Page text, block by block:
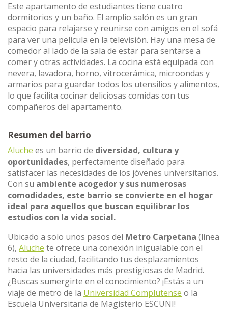
Este apartamento de estudiantes tiene cuatro
dormitorios y un baño. El amplio salón es un gran
espacio para relajarse y reunirse con amigos en el sofá
para ver una película en la televisión. Hay una mesa de
comedor al lado de la sala de estar para sentarse a
comer y otras actividades. La cocina está equipada con
nevera, lavadora, horno, vitrocerámica, microondas y
armarios para guardar todos los utensilios y alimentos,
lo que facilita cocinar deliciosas comidas con tus
compañeros del apartamento.
Resumen del barrio
Aluche es un barrio de diversidad, cultura y
oportunidades, perfectamente diseñado para
satisfacer las necesidades de los jóvenes universitarios.
Con su ambiente acogedor y sus numerosas
comodidades, este barrio se convierte en el hogar
ideal para aquellos que buscan equilibrar los
estudios con la vida social.
Ubicado a solo unos pasos del Metro Carpetana (línea
6), Aluche te ofrece una conexión inigualable con el
resto de la ciudad, facilitando tus desplazamientos
hacia las universidades más prestigiosas de Madrid.
¿Buscas sumergirte en el conocimiento? ¡Estás a un
viaje de metro de la Universidad Complutense o la
Escuela Universitaria de Magisterio ESCUNI!